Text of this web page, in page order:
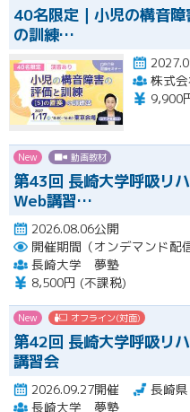
40名限定｜小児の構音
の訓練…
株式
New 動画教材
第43回 長崎大学呼吸リ
Web講習…
2026.08.06公開
長崎大学 夢塾
8,500円 (不課税)
New オフライン(対面)
第42回 長崎大学呼吸リ
講習会
2026.09.27開催
長崎県
長崎大学 夢塾